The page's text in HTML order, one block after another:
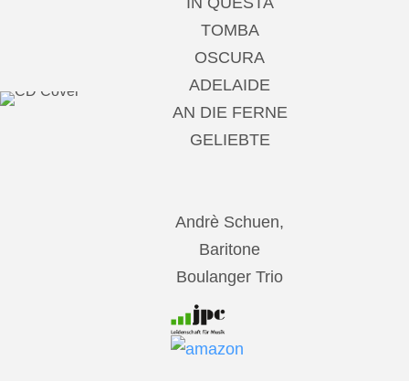
TOMBA
OSCURA
ADELAIDE
AN DIE FERNE
GELIEBTE
Andrè Schuen,
Baritone
Boulanger Trio